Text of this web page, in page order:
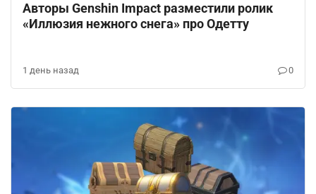
Авторы Genshin Impact разместили ролик
«Иллюзия нежного снега» про Одетту
1 день назад 0